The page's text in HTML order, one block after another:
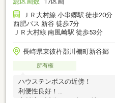
ＪＲ大村線 小串郷駅 徒歩20分
西肥バス 新谷 徒歩7分
ＪＲ大村線 南風崎駅 徒歩53分
長崎県東彼杵郡川棚町新谷郷
所有権
ハウステンボスの近傍！
利便性良好！